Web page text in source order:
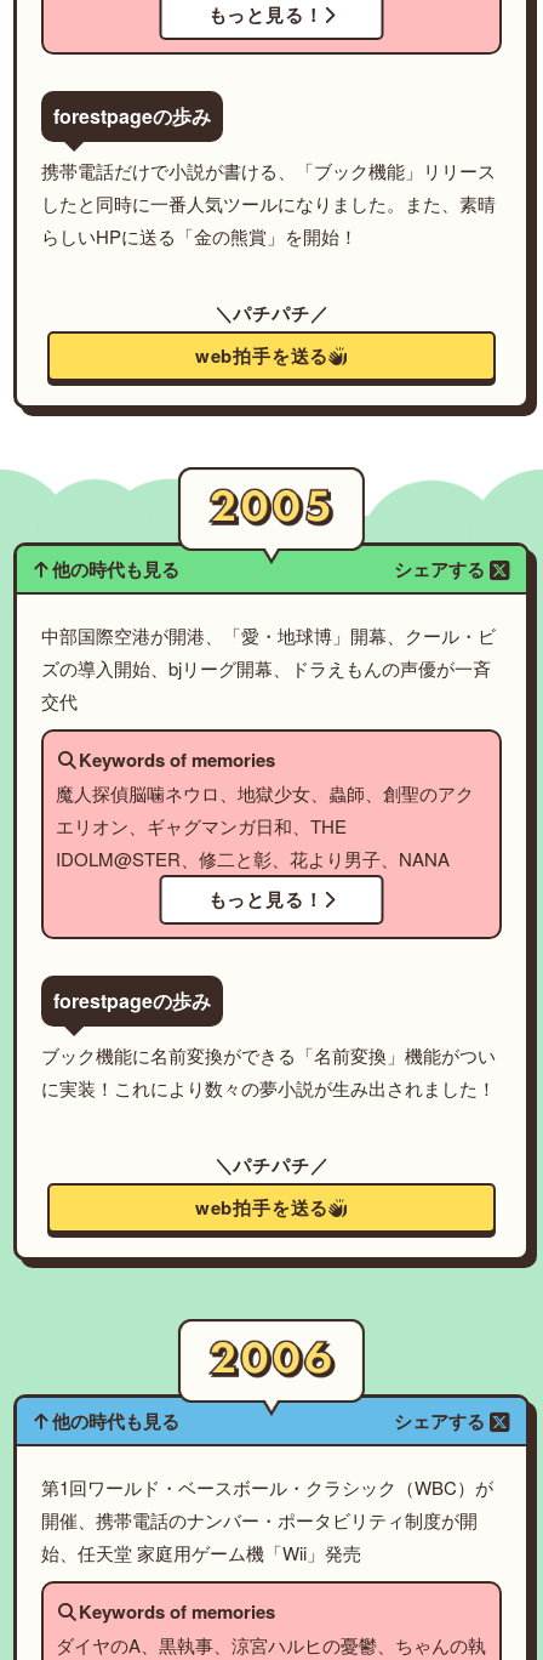
もっと見る！
forestpageの歩み
携帯電話だけで小説が書ける、「ブック機能」リリース
したと同時に一番人気ツールになりました。また、素晴
らしいHPに送る「金の熊賞」を開始！
＼パチパチ／
web拍手を送る
他の時代も見る シェアする
中部国際空港が開港、「愛・地球博」開幕、クール・ビ
ズの導入開始、bjリーグ開幕、ドラえもんの声優が一斉
交代
Keywords of memories
魔人探偵脳噛ネウロ、地獄少女、蟲師、創聖のアク
エリオン、ギャグマンガ日和、THE
IDOLM@STER、修二と彰、花より男子、NANA
もっと見る！
forestpageの歩み
ブック機能に名前変換ができる「名前変換」機能がつい
に実装！これにより数々の夢小説が生み出されました！
＼パチパチ／
web拍手を送る
他の時代も見る シェアする
第1回ワールド・ベースボール・クラシック（WBC）が
開催、携帯電話のナンバー・ポータビリティ制度が開
始、任天堂 家庭用ゲーム機「Wii」発売
Keywords of memories
ダイヤのA、黒執事、涼宮ハルヒの憂鬱、ちゃんの執